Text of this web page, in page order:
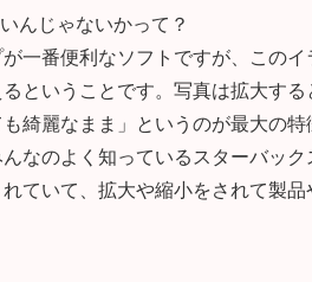
んじゃないかって？
一番便利なソフトですが、この
ということです。写真は拡大す
綺麗なまま」というのが最大の
なのよく知っているスターバッ
ていて、拡大や縮小をされて製